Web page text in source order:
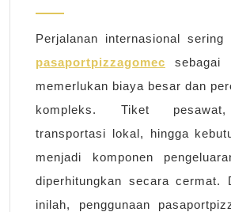
Perjalanan internasional sering
pasaportpizzagomec sebagai
memerlukan biaya besar dan
kompleks. Tiket pesawat,
transportasi lokal, hingga
menjadi komponen
diperhitungkan secara cermat.
inilah, penggunaan